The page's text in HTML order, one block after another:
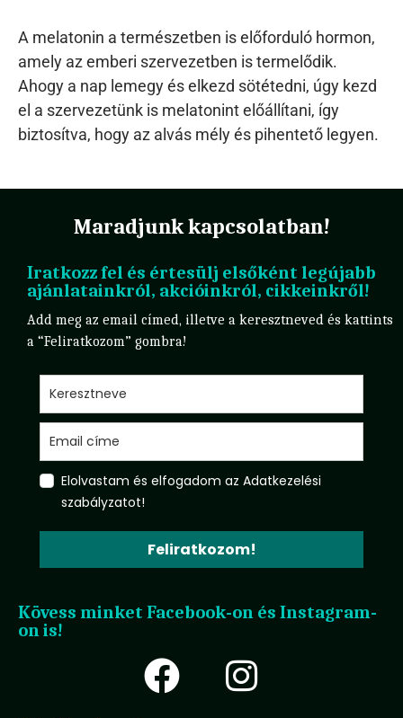
A melatonin a természetben is előforduló hormon,
amely az emberi szervezetben is termelődik.
Ahogy a nap lemegy és elkezd sötétedni, úgy kezd
el a szervezetünk is melatonint előállítani, így
biztosítva, hogy az alvás mély és pihentető legyen.
Maradjunk kapcsolatban!
Iratkozz fel és értesülj elsőként legújabb
ajánlatainkról, akcióinkról, cikkeinkről!
Add meg az email címed, illetve a keresztneved és kattints
a “Feliratkozom” gombra!
Elolvastam és elfogadom az Adatkezelési
szabályzatot!
Feliratkozom!
Kövess minket Facebook-on és Instagram-
on is!